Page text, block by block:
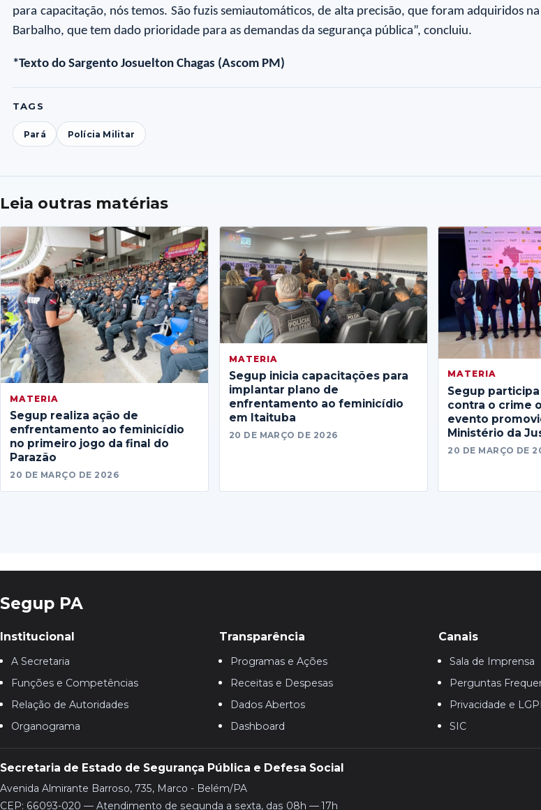
para capacitação, nós temos. São fuzis semiautomáticos, de alta precisão, que foram adquiridos
Barbalho, que tem dado prioridade para as demandas da segurança pública”, concluiu.
*Texto do Sargento Josuelton Chagas (Ascom PM)
TAGS
Pará Polícia Militar
Leia outras matérias
MATERIA
Segup realiza ação de
enfrentamento ao feminicídio
no primeiro jogo da final do
Parazão
20 DE MARÇO DE 2026
MATERIA
Segup inicia capacitações para
implantar plano de
enfrentamento ao feminicídio
em Itaituba
20 DE MARÇO DE 2026
MATERIA
Segup
contra o crime
evento
Ministério da
20 DE MARÇO DE
Segup PA
Institucional
A Secretaria
Funções e Competências
Relação de Autoridades
Organograma
Transparência
Programas e Ações
Receitas e Despesas
Dados Abertos
Dashboard
Canais
Sala de Imprensa
Perguntas
Privacidade e
SIC
Secretaria de Estado de Segurança Pública e Defesa Social
Avenida Almirante Barroso, 735, Marco - Belém/PA
CEP: 66093-020 — Atendimento de segunda a sexta, das 08h — 17h